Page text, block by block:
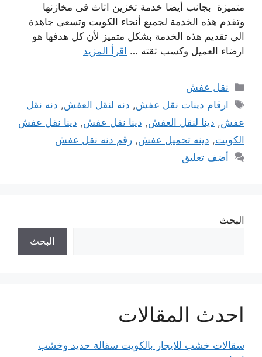
متميزة بجانب أيضا خدمة تخزين اثاث فى مخازنها
وتقدم هذه الخدمة لجميع أنحاء الكويت وتسعى جاهدة
الى تقديم هذه الخدمة بشكل متميز لأن كل هدفها هو
ارضاء العميل وكسب ثقته … اقرأ المزيد
التصنيفات
نقل عفش
الوسوم
ارقام دينات نقل عفش, دنه لنقل العفش, دنه نقل
عفش, دينا لنقل العفش, دينا نقل عفش, دينا نقل عفش
الكويت, دينه تحميل عفش, رقم دنه نقل عفش
أضف تعليق
البحث
البحث
احدث المقالات
سقالات خشب للايجار بالكويت سقالة حديد وخشب